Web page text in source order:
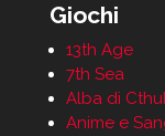
Giochi
13th Age
7th Sea
Alba di
Anime e